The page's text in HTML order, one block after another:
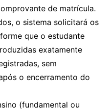
de matrícula.
o sistema solicitará os
que o estudante
exatamente
sem
o encerramento do
(fundamental ou